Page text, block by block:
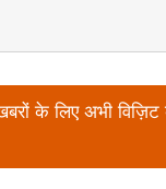
के लिए अभी